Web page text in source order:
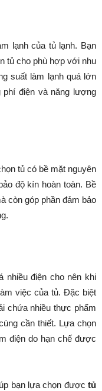
lạnh của tủ lạnh. Bạn
tủ cho phù hợp với nhu
suất làm lạnh quá lớn
điện và năng lượng
tủ có bề mặt nguyên
độ kín hoàn toàn. Bề
còn góp phần đảm bảo
nhiều điện cho nên khi
việc của tủ. Đặc biệt
chứa nhiều thực phẩm
cần thiết. Lựa chọn
điện do hạn chế được
bạn lựa chọn được tủ